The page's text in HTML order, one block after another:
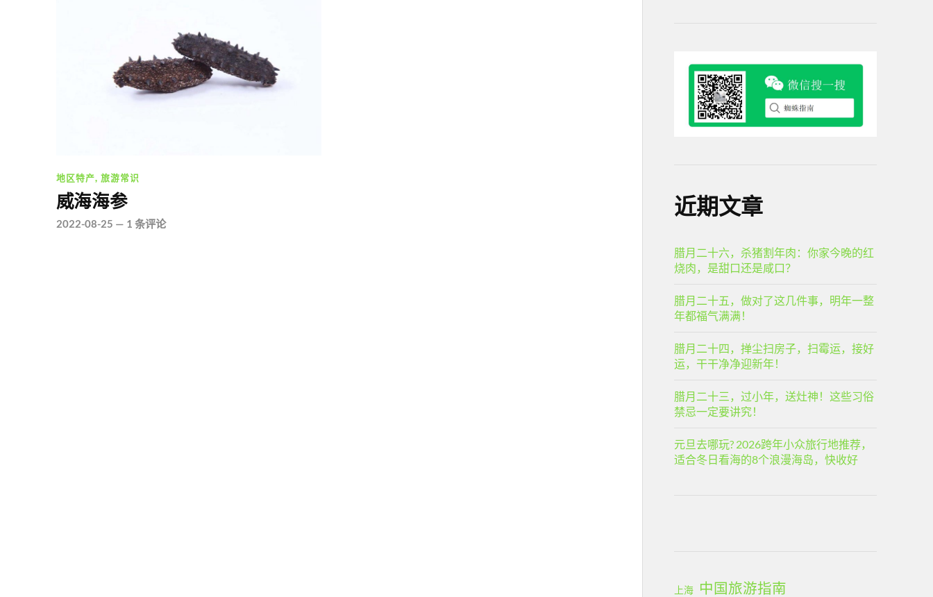
地区特产, 旅游常识
威海海参
2022-08-25 — 1 条评论
近期文章
腊月二十六，杀猪割年肉：你家今晚的红
烧肉，是甜口还是咸口？
腊月二十五，做对了这几件事，明年一整
年都福气满满！
腊月二十四，掸尘扫房子，扫霉运，接好
运，干干净净迎新年！
腊月二十三，过小年，送灶神！这些习俗
禁忌一定要讲究！
元旦去哪玩? 2026跨年小众旅行地推荐，
适合冬日看海的8个浪漫海岛，快收好
上海
中国旅游指南